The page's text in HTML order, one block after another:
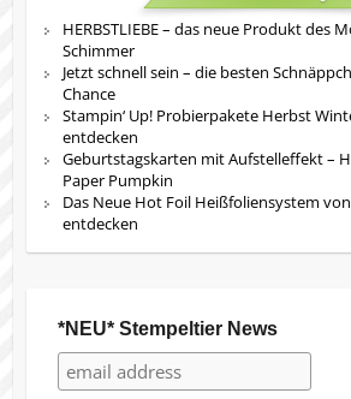
HERBSTLIEBE – das neue Produkt des
Schimmer
Jetzt schnell sein – die besten
Chance
Stampin‘ Up! Probierpakete Herbst
entdecken
Geburtstagskarten mit Aufstelleffekt –
Paper Pumpkin
Das Neue Hot Foil Heißfoliensystem von
entdecken
*NEU* Stempeltier News